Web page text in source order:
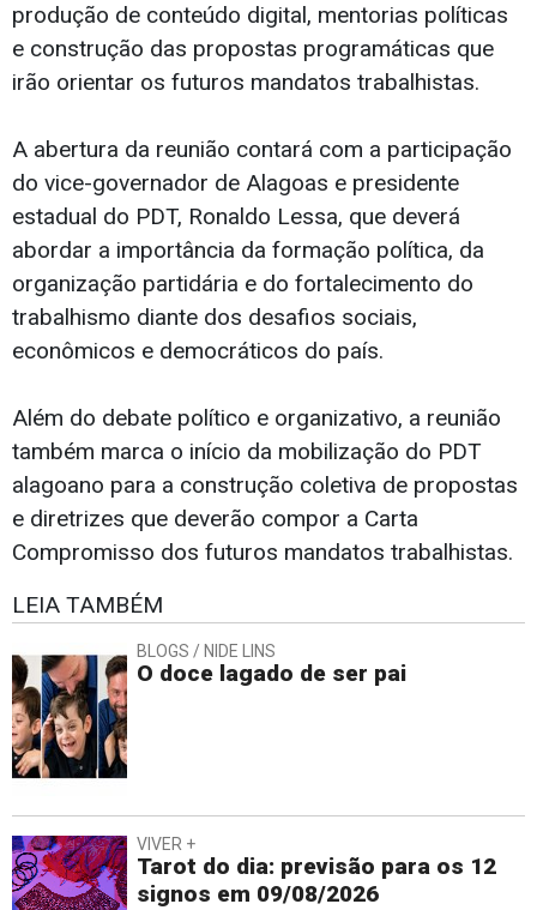
produção de conteúdo digital, mentorias políticas
e construção das propostas programáticas que
irão orientar os futuros mandatos trabalhistas.
A abertura da reunião contará com a participação
do vice-governador de Alagoas e presidente
estadual do PDT, Ronaldo Lessa, que deverá
abordar a importância da formação política, da
organização partidária e do fortalecimento do
trabalhismo diante dos desafios sociais,
econômicos e democráticos do país.
Além do debate político e organizativo, a reunião
também marca o início da mobilização do PDT
alagoano para a construção coletiva de propostas
e diretrizes que deverão compor a Carta
Compromisso dos futuros mandatos trabalhistas.
LEIA TAMBÉM
BLOGS / NIDE LINS
O doce lagado de ser pai
VIVER +
Tarot do dia: previsão para os 12
signos em 09/08/2026